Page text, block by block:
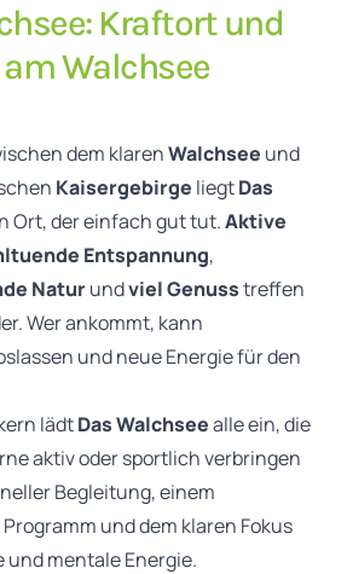
Kraftort und
Walchsee
dem klarenWalchsee und
Kaisergebirge liegtDas
Ort, der einfach gut tut.Aktive
Entspannung,
Naturundviel Genusstreffen
Wer ankommt, kann
und neue Energie für den
lädtDas Walchseealle ein, die
aktiv oder sportlich verbringen
Begleitung, einem
und dem klaren Fokus
mentale Energie.